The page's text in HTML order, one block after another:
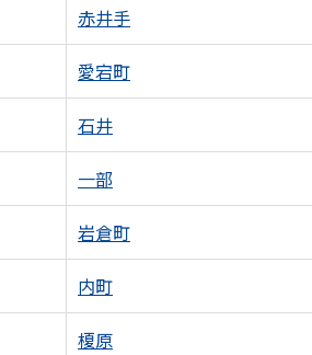
赤井手
愛宕町
石井
一部
岩倉町
内町
榎原